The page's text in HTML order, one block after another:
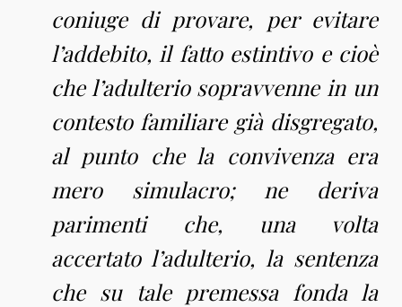
coniuge di provare, per evitare
l’addebito, il fatto estintivo e cioè
che l’adulterio sopravvenne in un
contesto familiare già disgregato,
al punto che la convivenza era
mero simulacro; ne deriva
parimenti che, una volta
accertato l’adulterio, la sentenza
che su tale premessa fonda la